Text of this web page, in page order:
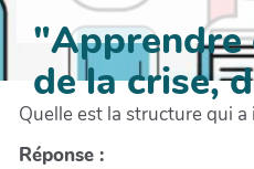
"Apprendre
de la crise,
Quelle est la structure qui a
Réponse :